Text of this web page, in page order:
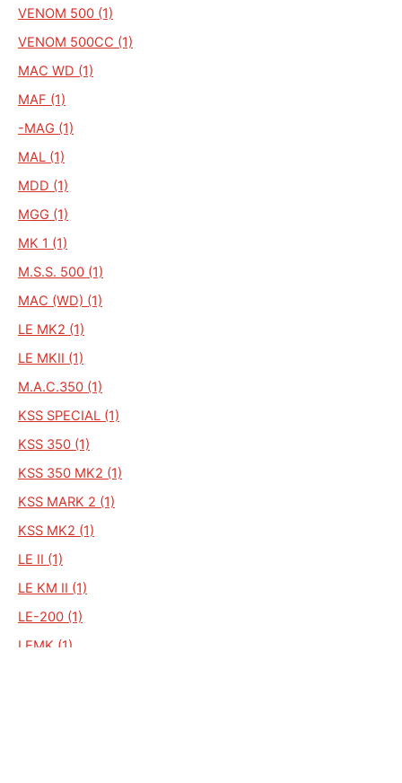
VENOM 500 (1)
VENOM 500CC (1)
MAC WD (1)
MAF (1)
-MAG (1)
MAL (1)
MDD (1)
MGG (1)
MK 1 (1)
M.S.S. 500 (1)
MAC (WD) (1)
LE MK2 (1)
LE MKII (1)
M.A.C.350 (1)
KSS SPECIAL (1)
KSS 350 (1)
KSS 350 MK2 (1)
KSS MARK 2 (1)
KSS MK2 (1)
LE II (1)
LE KM II (1)
LE-200 (1)
LEMK (1)